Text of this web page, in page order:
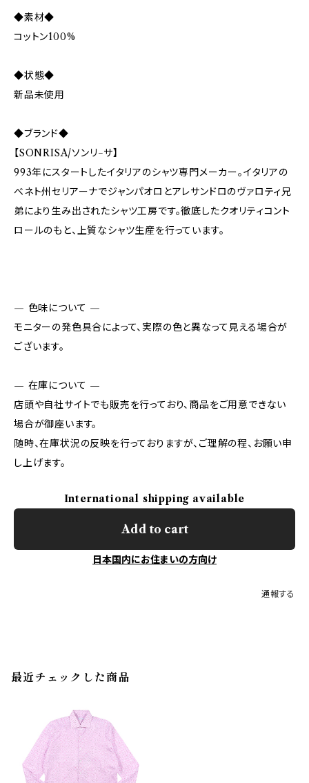
◆素材◆
コットン100%
◆状態◆
新品未使用
◆ブランド◆
【SONRISA/ソンリ−サ】
993年にスタートしたイタリアのシャツ専門メーカー。イタリアの
べネト州セリアーナでジャンパオロとアレサンドロのヴァロティ兄
弟により生み出されたシャツ工房です。徹底したクオリティコント
ロールのもと、上質なシャツ生産を行っています。
— 色味について —
モニターの発色具合によって、実際の色と異なって見える場合が
ございます。
— 在庫について —
店頭や自社サイトでも販売を行っており、商品をご用意できない
場合が御座います。
随時、在庫状況の反映を行っておりますが、ご理解の程、お願い申
し上げます。
International shipping available
Add to cart
日本国内にお住まいの方向け
通報する
最近チェックした商品